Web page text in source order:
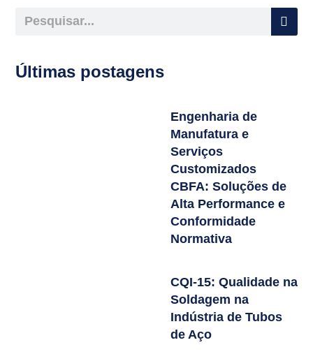
Últimas postagens
Engenharia de
Manufatura e
Serviços
Customizados
CBFA: Soluções de
Alta Performance e
Conformidade
Normativa
CQI-15: Qualidade na
Soldagem na
Indústria de Tubos
de Aço